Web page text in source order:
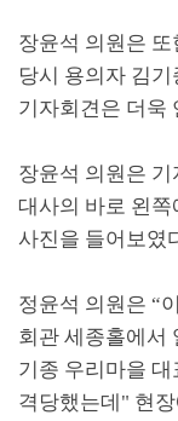
장윤석 의원은
당시 용의자 김
기자회견은 더욱
장윤석 의원은
대사의 바로 왼
사진을 들어보였
정윤석 의원은 “
회관 세종홀에서
기종 우리마을
격당했는데 " 현